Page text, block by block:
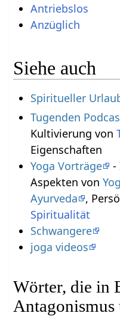
Antriebslos
Anzüglich
Siehe auch
Spiritueller
Tugenden
Kultivierung von
Eigenschaften
Yoga Vorträge
-
Aspekten von
Ayurveda
,
Spiritualität
Schwangere
joga videos
Wörter, die in
Antagonismus